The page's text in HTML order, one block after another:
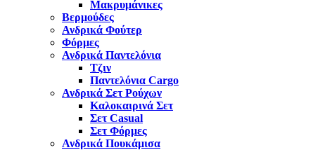
Μακρυμάνικες
Βερμούδες
Ανδρικά Φούτερ
Φόρμες
Ανδρικά Παντελόνια
Τζιν
Παντελόνια Cargo
Ανδρικά Σετ Ρούχων
Καλοκαιρινά Σετ
Σετ Casual
Σετ Φόρμες
Ανδρικά Πουκάμισα